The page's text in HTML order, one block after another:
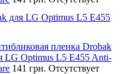
для LG Optimus L5 E455
пленка Drobak
LG Optimus L5 E455 Anti-
141 грн. Отсутствует